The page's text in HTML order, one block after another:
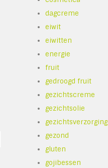
dagcreme
eiwit
eiwitten
energie
fruit
gedroogd fruit
gezichtscreme
gezichtsolie
gezichtsverzorging
gezond
gluten
gojibessen